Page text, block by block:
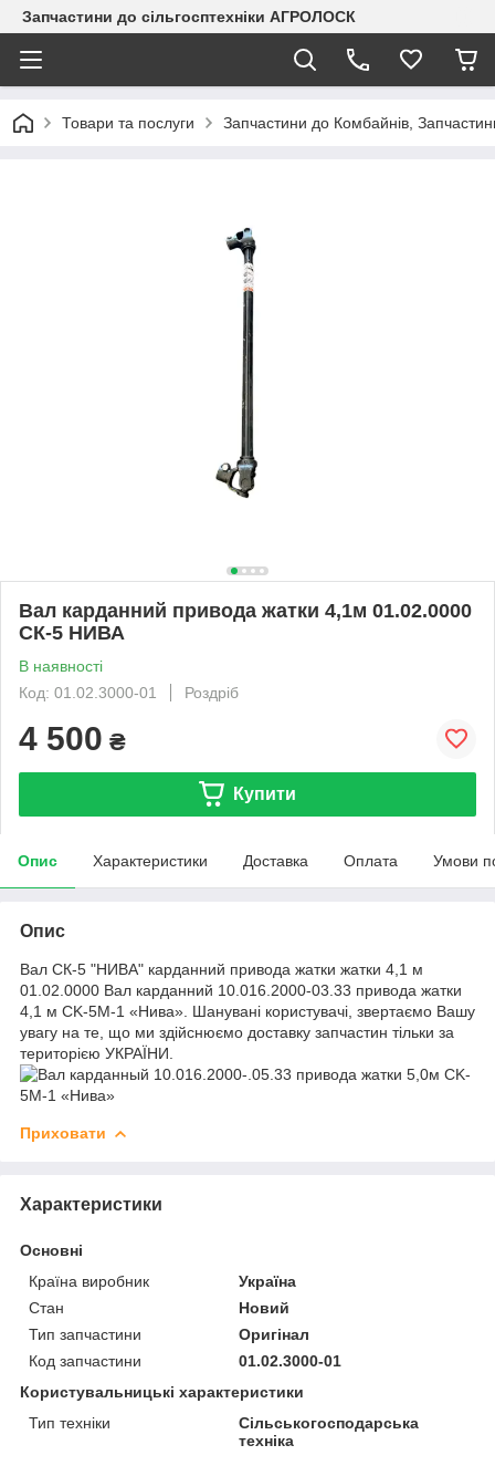
Запчастини до сільгосптехніки АГРОЛОСК
Товари та послуги Запчастини до Комбайнів,
Вал карданний привода жатки 4,1м 01.02.0000
СК-5 НИВА
В наявності
Код: 01.02.3000-01
Роздріб
4 500 ₴
Купити
Опис Характеристики Доставка Оплата Умови
Опис
Вал СК-5 "НИВА" карданний привода жатки жатки 4,1 м
01.02.0000 Вал карданний 10.016.2000-03.33 привода жатки
4,1 м CK-5М-1 «Нива». Шанувані користувачі, звертаємо Вашу
увагу на те, що ми здійснюємо доставку запчастин тільки за
територією УКРАЇНИ.
Приховати
Характеристики
Основні
Країна виробник
Україна
Стан
Новий
Тип запчастини
Оригінал
Код запчастини
01.02.3000-01
Користувальницькі характеристики
Тип техніки
Сільськогосподарська
техніка